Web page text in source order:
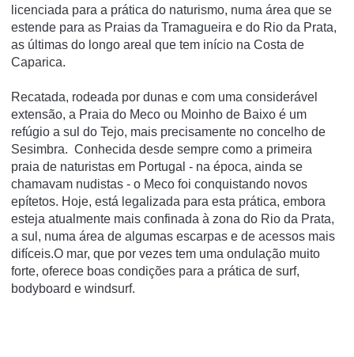
licenciada para a prática do naturismo, numa área que se
estende para as Praias da Tramagueira e do Rio da Prata,
as últimas do longo areal que tem início na Costa de
Caparica.
Recatada, rodeada por dunas e com uma considerável
extensão, a Praia do Meco ou Moinho de Baixo é um
refúgio a sul do Tejo, mais precisamente no concelho de
Sesimbra. Conhecida desde sempre como a primeira
praia de naturistas em Portugal - na época, ainda se
chamavam nudistas - o Meco foi conquistando novos
epítetos. Hoje, está legalizada para esta prática, embora
esteja atualmente mais confinada à zona do Rio da Prata,
a sul, numa área de algumas escarpas e de acessos mais
difíceis.O mar, que por vezes tem uma ondulação muito
forte, oferece boas condições para a prática de surf,
bodyboard e windsurf.